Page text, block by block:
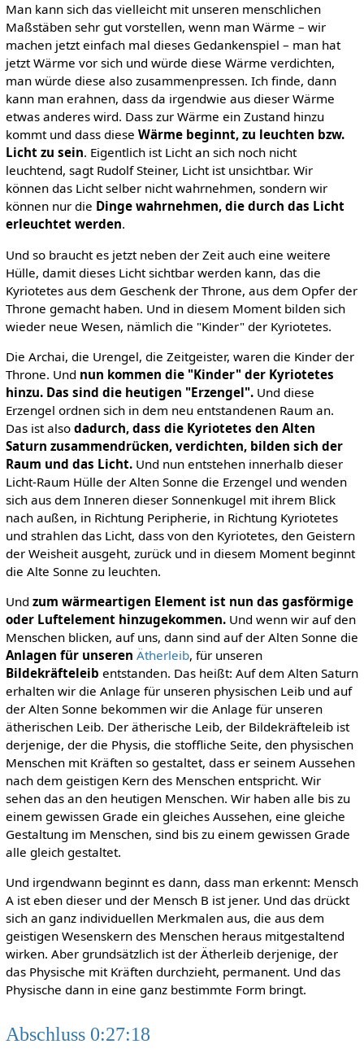
Man kann sich das vielleicht mit unseren menschlichen
Maßstäben sehr gut vorstellen, wenn man Wärme – wir
machen jetzt einfach mal dieses Gedankenspiel – man hat
jetzt Wärme vor sich und würde diese Wärme verdichten,
man würde diese also zusammenpressen. Ich finde, dann
kann man erahnen, dass da irgendwie aus dieser Wärme
etwas anderes wird. Dass zur Wärme ein Zustand hinzu
kommt und dass diese Wärme beginnt, zu leuchten bzw.
Licht zu sein. Eigentlich ist Licht an sich noch nicht
leuchtend, sagt Rudolf Steiner, Licht ist unsichtbar. Wir
können das Licht selber nicht wahrnehmen, sondern wir
können nur die Dinge wahrnehmen, die durch das Licht
erleuchtet werden.
Und so braucht es jetzt neben der Zeit auch eine weitere
Hülle, damit dieses Licht sichtbar werden kann, das die
Kyriotetes aus dem Geschenk der Throne, aus dem Opfer der
Throne gemacht haben. Und in diesem Moment bilden sich
wieder neue Wesen, nämlich die "Kinder" der Kyriotetes.
Die Archai, die Urengel, die Zeitgeister, waren die Kinder der
Throne. Und nun kommen die "Kinder" der Kyriotetes
hinzu. Das sind die heutigen "Erzengel".Und diese
Erzengel ordnen sich in dem neu entstandenen Raum an.
Das ist also dadurch, dass die Kyriotetes den Alten
Saturn zusammendrücken, verdichten, bilden sich der
Raum und das Licht.Und nun entstehen innerhalb dieser
Licht-Raum Hülle der Alten Sonne die Erzengel und wenden
sich aus dem Inneren dieser Sonnenkugel mit ihrem Blick
nach außen, in Richtung Peripherie, in Richtung Kyriotetes
und strahlen das Licht, dass von den Kyriotetes, den Geistern
der Weisheit ausgeht, zurück und in diesem Moment beginnt
die Alte Sonne zu leuchten.
Und zum wärmeartigen Element ist nun das gasförmige
oder Luftelement hinzugekommen.Und wenn wir auf den
Menschen blicken, auf uns, dann sind auf der Alten Sonne die
Anlagen für unseren Ätherleib, für unseren
Bildekräfteleib entstanden. Das heißt: Auf dem Alten Saturn
erhalten wir die Anlage für unseren physischen Leib und auf
der Alten Sonne bekommen wir die Anlage für unseren
ätherischen Leib. Der ätherische Leib, der Bildekräfteleib ist
derjenige, der die Physis, die stoffliche Seite, den physischen
Menschen mit Kräften so gestaltet, dass er seinem Aussehen
nach dem geistigen Kern des Menschen entspricht. Wir
sehen das an den heutigen Menschen. Wir haben alle bis zu
einem gewissen Grade ein gleiches Aussehen, eine gleiche
Gestaltung im Menschen, sind bis zu einem gewissen Grade
alle gleich gestaltet.
Und irgendwann beginnt es dann, dass man erkennt: Mensch
A ist eben dieser und der Mensch B ist jener. Und das drückt
sich an ganz individuellen Merkmalen aus, die aus dem
geistigen Wesenskern des Menschen heraus mitgestaltend
wirken. Aber grundsätzlich ist der Ätherleib derjenige, der
das Physische mit Kräften durchzieht, permanent. Und das
Physische dann in eine ganz bestimmte Form bringt.
Abschluss 0:27:18